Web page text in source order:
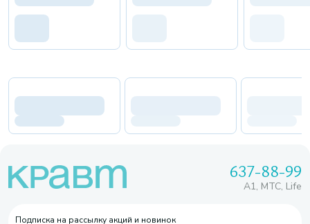
637-88-99
A1, МТС, Life
Подписка на рассылку акций и новинок